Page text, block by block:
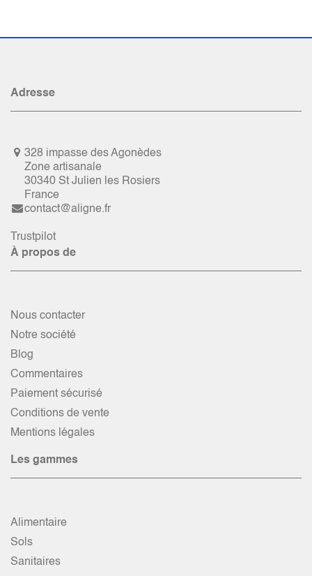
Adresse
328 impasse des Agonèdes
Zone artisanale
30340 St Julien les Rosiers
France
contact@aligne.fr
Trustpilot
À propos de
Nous contacter
Notre société
Blog
Commentaires
Paiement sécurisé
Conditions de vente
Mentions légales
Les gammes
Alimentaire
Sols
Sanitaires